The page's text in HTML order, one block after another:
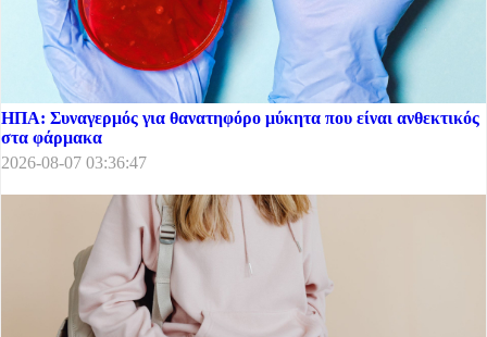
ΗΠΑ: Συναγερμός για θανατηφόρο μύκητα που είναι ανθεκτικός
στα φάρμακα
2026-08-07 03:36:47